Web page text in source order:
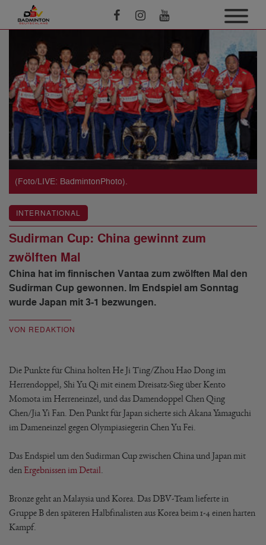
(Foto/LIVE: BadmintonPhoto).
INTERNATIONAL
Sudirman Cup: China gewinnt zum
zwölften Mal
China hat im finnischen Vantaa zum zwölften Mal den
Sudirman Cup gewonnen. Im Endspiel am Sonntag
wurde Japan mit 3-1 bezwungen.
VON REDAKTION
Die Punkte für China holten He Ji Ting/Zhou Hao Dong im
Herrendoppel, Shi Yu Qi mit einem Dreisatz-Sieg über Kento
Momota im Herreneinzel, und das Damendoppel Chen Qing
Chen/Jia Yi Fan. Den Punkt für Japan sicherte sich Akana Yamaguchi
im Dameneinzel gegen Olympiasiegerin Chen Yu Fei.
Das Endspiel um den Sudirman Cup zwischen China und Japan mit
den Ergebnissen im Detail
Bronze geht an Malaysia und Korea. Das DBV-Team lieferte in
Gruppe B den späteren Halbfinalisten aus Korea beim 1-4 einen harten
Kampf.